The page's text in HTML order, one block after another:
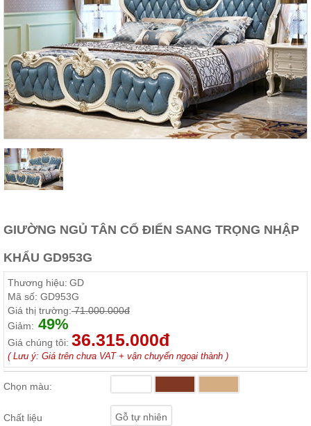
tầng,
bàn
học, tủ
Nội
Thất
Phòng
Khách
Bàn
trà...
Nội
Phòng
Giường
ngủ, tủ
áo, bàn
trang
điểm
Nội
Phòng
Ăn
ăn,
kệ
GIƯỜNG NGỦ TÂN CỔ ĐIỂN SANG TRỌNG NHẬP
KHẨU GD953G
Thương hiệu: GD
Mã số: GD953G
Giá thị trường:71.000.000đ
Giảm: 49%
Giá chúng tôi: 36.315.000đ
( Lưu ý: Giá trên chưa VAT + vận chuyển ngoại thành )
Chọn màu:
Chất liệu Gỗ tự nhiên